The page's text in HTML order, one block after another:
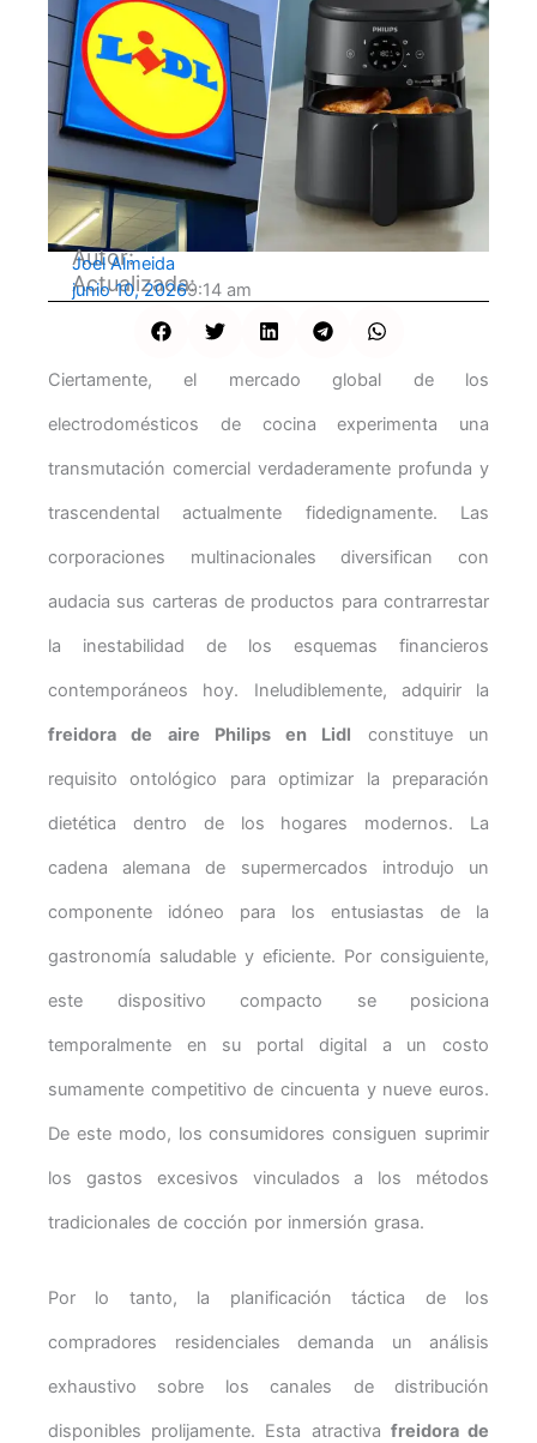
Autor:
Joel Almeida
Actualizada:
junio 10, 20269:14 am
Ciertamente, el mercado global de los
electrodomésticos de cocina experimenta una
transmutación comercial verdaderamente profunda y
trascendental actualmente fidedignamente. Las
corporaciones multinacionales diversifican con
audacia sus carteras de productos para contrarrestar
la inestabilidad de los esquemas financieros
contemporáneos hoy. Ineludiblemente, adquirir la
freidora de aire Philips en Lidl constituye un
requisito ontológico para optimizar la preparación
dietética dentro de los hogares modernos. La
cadena alemana de supermercados introdujo un
componente idóneo para los entusiastas de la
gastronomía saludable y eficiente. Por consiguiente,
este dispositivo compacto se posiciona
temporalmente en su portal digital a un costo
sumamente competitivo de cincuenta y nueve euros.
De este modo, los consumidores consiguen suprimir
los gastos excesivos vinculados a los métodos
tradicionales de cocción por inmersión grasa.
Por lo tanto, la planificación táctica de los
compradores residenciales demanda un análisis
exhaustivo sobre los canales de distribución
disponibles prolijamente. Esta atractiva freidora de